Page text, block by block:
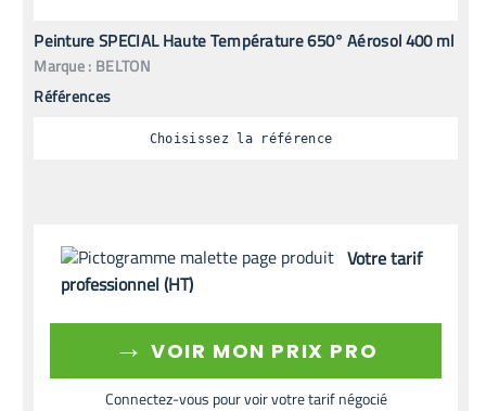
Peinture SPECIAL Haute Température 650° Aérosol 400 ml
Marque : BELTON
Références
Choisissez la référence
Votre tarif
professionnel (HT)
→ VOIR MON PRIX PRO
Connectez-vous pour voir votre tarif négocié